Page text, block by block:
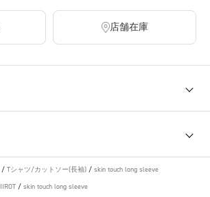
店舗在庫
/ Tシャツ/カットソー(長袖) / skin touch long sleeve
IIROT / skin touch long sleeve